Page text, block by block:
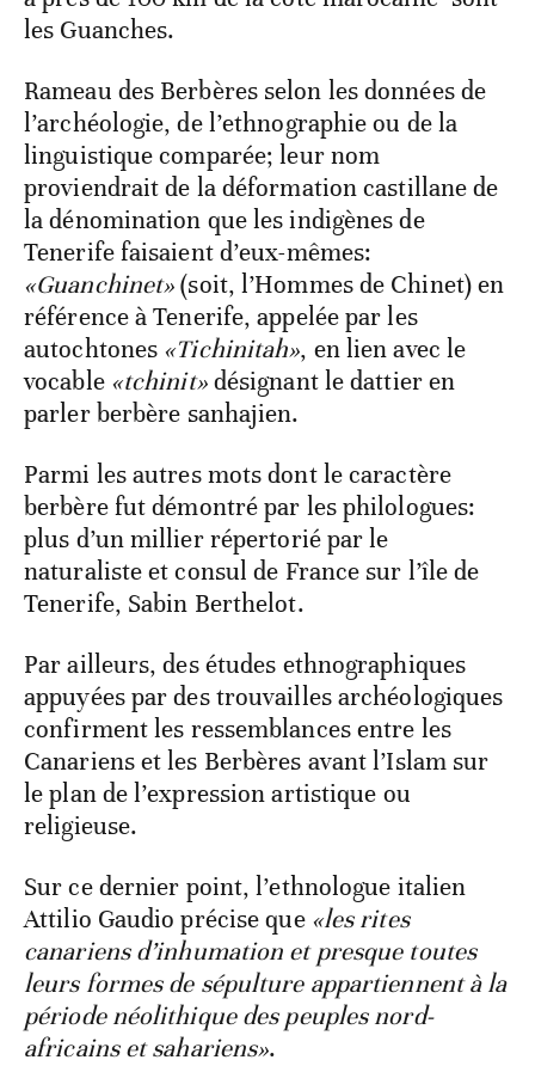
les Guanches.
Rameau des Berbères selon les données de
l’archéologie, de l’ethnographie ou de la
linguistique comparée; leur nom
proviendrait de la déformation castillane de
la dénomination que les indigènes de
Tenerife faisaient d’eux-mêmes:
«Guanchinet»(soit, l’Hommes de Chinet) en
référence à Tenerife, appelée par les
autochtones «Tichinitah», en lien avec le
vocable «tchinit»désignant le dattier en
parler berbère sanhajien.
Parmi les autres mots dont le caractère
berbère fut démontré par les philologues:
plus d’un millier répertorié par le
naturaliste et consul de France sur l’île de
Tenerife, Sabin Berthelot.
Par ailleurs, des études ethnographiques
appuyées par des trouvailles archéologiques
confirment les ressemblances entre les
Canariens et les Berbères avant l’Islam sur
le plan de l’expression artistique ou
religieuse.
Sur ce dernier point, l’ethnologue italien
Attilio Gaudio précise que «les rites
canariens d’inhumation et presque toutes
leurs formes de sépulture appartiennent à la
période néolithique des peuples nord-
africains et sahariens».